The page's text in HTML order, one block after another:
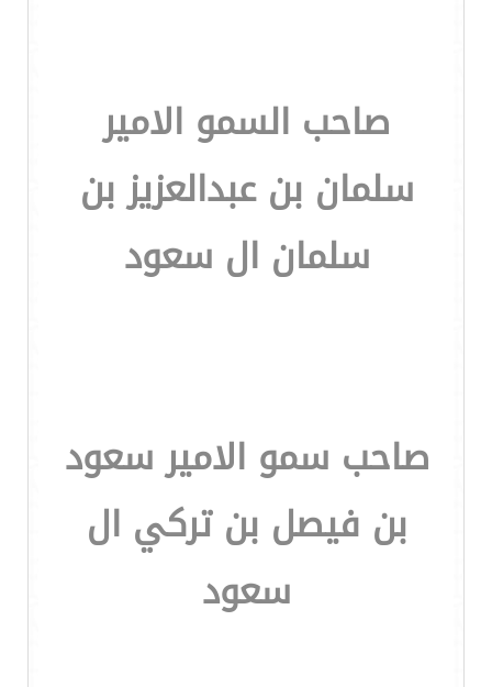
صاحب السمو الامير
سلمان بن عبدالعزيز بن
سلمان ال سعود
صاحب سمو الامير سعود
بن فيصل بن تركي ال
سعود